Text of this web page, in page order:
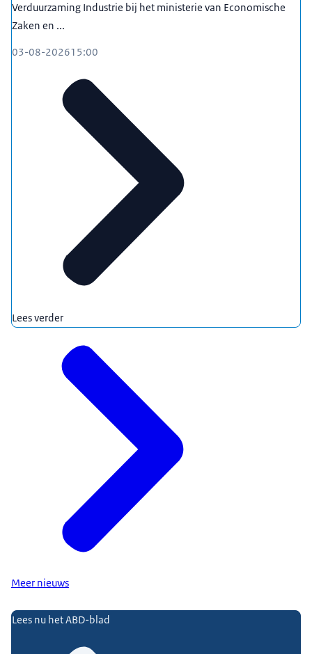
Verduurzaming Industrie bij het ministerie van Economische
Zaken en ...
03-08-202615:00
Lees verder
Meer nieuws
Uitgelicht
Lees nu het ABD-blad